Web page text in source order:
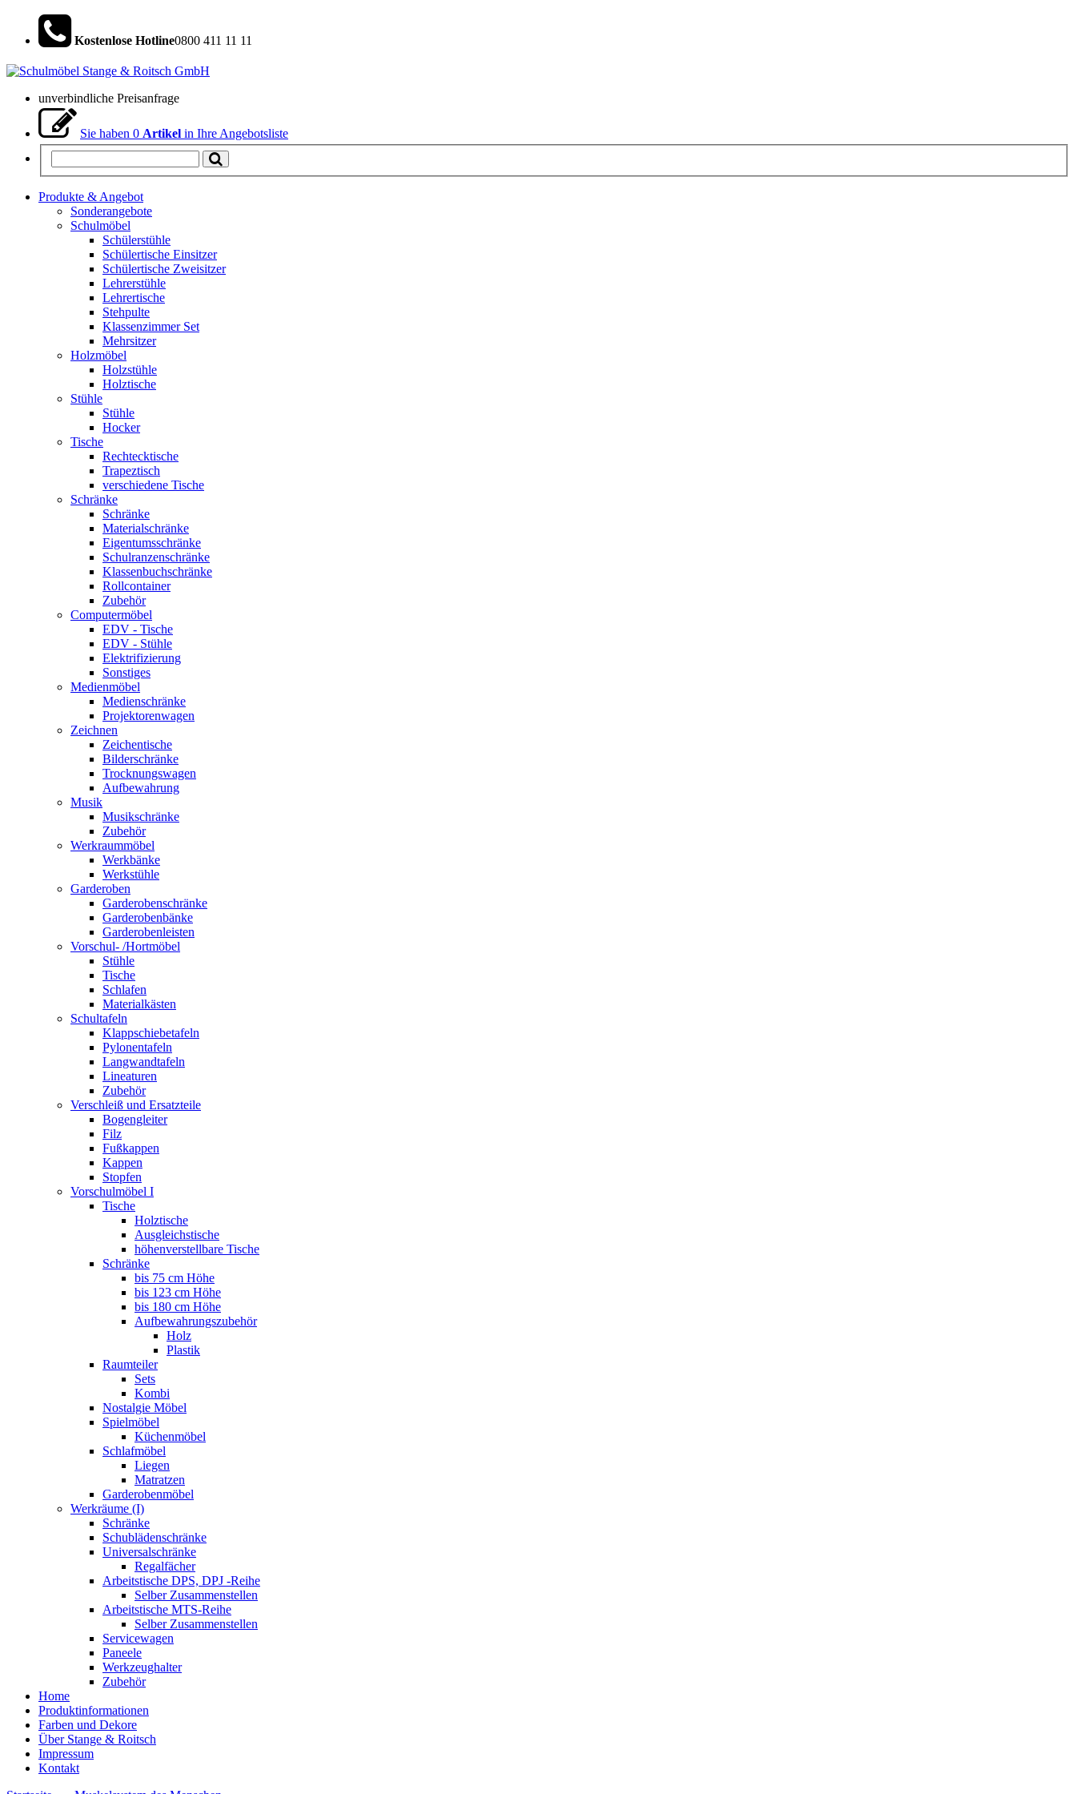
Kostenlose Hotline0800 411 11 11
unverbindliche Preisanfrage
Sie haben 0 Artikel in Ihre Angebotsliste
Produkte & Angebot
Sonderangebote
Schulmöbel
Schülerstühle
Schülertische Einsitzer
Schülertische Zweisitzer
Lehrerstühle
Lehrertische
Stehpulte
Klassenzimmer Set
Mehrsitzer
Holzmöbel
Holzstühle
Holztische
Stühle
Stühle
Hocker
Tische
Rechtecktische
Trapeztisch
verschiedene Tische
Schränke
Schränke
Materialschränke
Eigentumsschränke
Schulranzenschränke
Klassenbuchschränke
Rollcontainer
Zubehör
Computermöbel
EDV - Tische
EDV - Stühle
Elektrifizierung
Sonstiges
Medienmöbel
Medienschränke
Projektorenwagen
Zeichnen
Zeichentische
Bilderschränke
Trocknungswagen
Aufbewahrung
Musik
Musikschränke
Zubehör
Werkraummöbel
Werkbänke
Werkstühle
Garderoben
Garderobenschränke
Garderobenbänke
Garderobenleisten
Vorschul- /Hortmöbel
Stühle
Tische
Schlafen
Materialkästen
Schultafeln
Klappschiebetafeln
Pylonentafeln
Langwandtafeln
Lineaturen
Zubehör
Verschleiß und Ersatzteile
Bogengleiter
Filz
Fußkappen
Kappen
Stopfen
Vorschulmöbel I
Tische
Holztische
Ausgleichstische
höhenverstellbare Tische
Schränke
bis 75 cm Höhe
bis 123 cm Höhe
bis 180 cm Höhe
Aufbewahrungszubehör
Holz
Plastik
Raumteiler
Sets
Kombi
Nostalgie Möbel
Spielmöbel
Küchenmöbel
Schlafmöbel
Liegen
Matratzen
Garderobenmöbel
Werkräume (I)
Schränke
Schublädenschränke
Universalschränke
Regalfächer
Arbeitstische DPS, DPJ -Reihe
Selber Zusammenstellen
Arbeitstische MTS-Reihe
Selber Zusammenstellen
Servicewagen
Paneele
Werkzeughalter
Zubehör
Home
Produktinformationen
Farben und Dekore
Über Stange & Roitsch
Impressum
Kontakt